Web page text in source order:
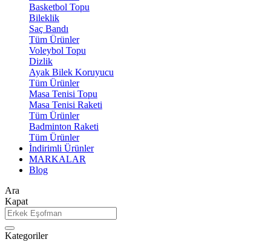
Basketbol Topu
Bileklik
Saç Bandı
Tüm Ürünler
Voleybol Topu
Dizlik
Ayak Bilek Koruyucu
Tüm Ürünler
Masa Tenisi Topu
Masa Tenisi Raketi
Tüm Ürünler
Badminton Raketi
Tüm Ürünler
İndirimli Ürünler
MARKALAR
Blog
Ara
Kapat
Kategoriler